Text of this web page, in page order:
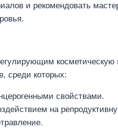
и рекомендовать
среди которых:
свойствами.
на